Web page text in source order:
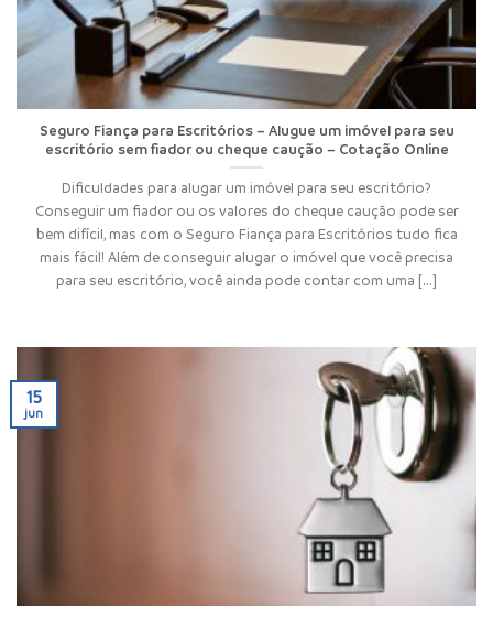
Seguro Fiança para Escritórios – Alugue um imóvel para seu
escritório sem fiador ou cheque caução – Cotação Online
Dificuldades para alugar um imóvel para seu escritório?
Conseguir um fiador ou os valores do cheque caução pode ser
bem difícil, mas com o Seguro Fiança para Escritórios tudo fica
mais fácil! Além de conseguir alugar o imóvel que você precisa
para seu escritório, você ainda pode contar com uma [...]
15
jun